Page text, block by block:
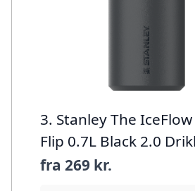
3. Stanley The
Flip 0.7L Black 2.0
fra 269 kr.